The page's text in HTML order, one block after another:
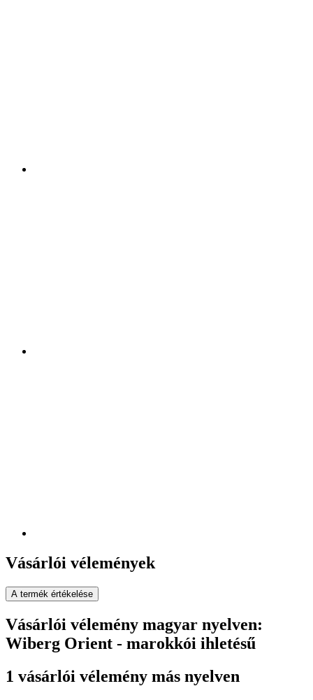
Vásárlói vélemények
A termék értékelése
Vásárlói vélemény magyar nyelven:
Wiberg Orient - marokkói ihletésű
1 vásárlói vélemény más nyelven